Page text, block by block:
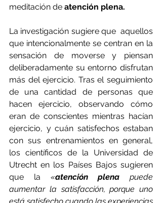
meditación de atención plena.
La investigación sugiere que  aquellos
que intencionalmente se centran en la
sensación de moverse y piensan
deliberadamente su entorno disfrutan
más del ejercicio. Tras el seguimiento
de una cantidad de personas que
hacen ejercicio, observando cómo
eran de conscientes mientras hacían
ejercicio, y cuán satisfechos estaban
con sus entrenamientos en general,
los científicos de la Universidad de
Utrecht en los Países Bajos sugieren
que la «atención plena puede
aumentar la satisfacción, porque uno